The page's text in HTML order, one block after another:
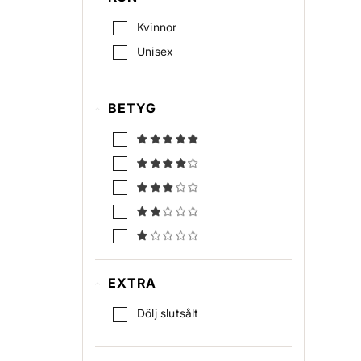
Shine
Volym
Kvinnor
Unisex
BETYG
EXTRA
Dölj slutsålt